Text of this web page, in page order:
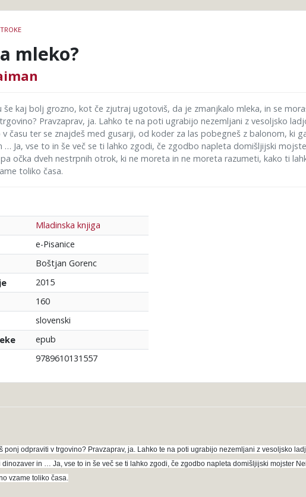
mleko?
še kaj bolj grozno, kot če zjutraj ugotoviš, da je zmanjkalo mleka, in se
Pravzaprav, ja. Lahko te na poti ugrabijo nezemljani z vesoljsko
v času ter se znajdeš med gusarji, od koder za las pobegneš z balonom, ki
… Ja, vse to in še več se ti lahko zgodi, če zgodbo napleta domišljijski
pa očka dveh nestrpnih otrok, ki ne moreta in ne moreta razumeti, kako ti
toliko časa.
Mladinska knjiga
e-Pisanice
Boštjan Gorenc
2015
160
slovenski
epub
9789610131557
odpraviti v trgovino? Pravzaprav, ja. Lahko te na poti ugrabijo nezemljani z vesoljsko
in … Ja, vse to in še več se ti lahko zgodi, če zgodbo napleta domišljijski mojster
vzame toliko časa.